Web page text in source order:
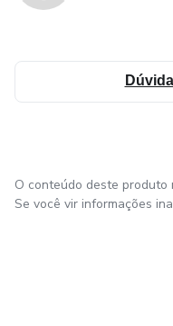
O conteúdo deste produto
Se você vir informações